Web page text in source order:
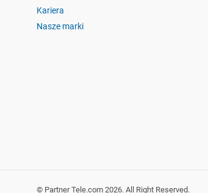
Kariera
Nasze marki
© Partner Tele.com 2026. All Right Reserved.